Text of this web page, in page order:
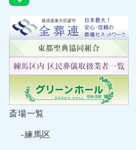
斎場一覧
-練馬区